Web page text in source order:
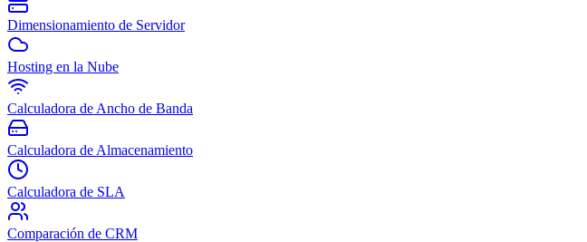
Dimensionamiento de Servidor
Hosting en la Nube
Calculadora de Ancho de Banda
Calculadora de Almacenamiento
Calculadora de SLA
Comparación de CRM